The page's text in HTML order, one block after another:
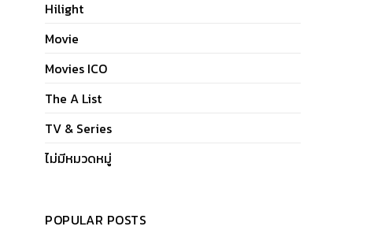
Hilight
Movie
Movies ICO
The A List
TV & Series
ไม่มีหมวดหมู่
POPULAR POSTS